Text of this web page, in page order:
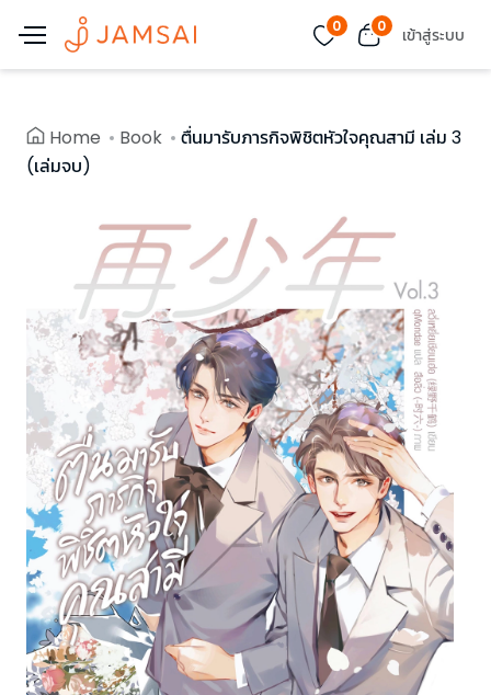
0 0 เข้าสู่ระบบ
Home Book
ตื่นมารับภารกิจพิชิตหัวใจคุณสามี เล่ม 3
(เล่มจบ)